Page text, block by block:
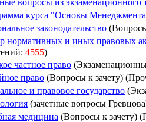
вопросы из экзаменационного
курса "Основы
законодательство
нормативных и иных правовых
4555)
частное право
право (Вопросы к зачету)
и правовое государство
(зачетные вопросы
медицина (Вопросы к зачету)